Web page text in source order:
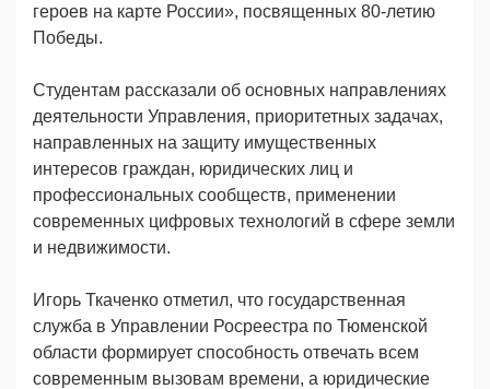
героев на карте России», посвященных 80-летию
Победы.
Студентам рассказали об основных направлениях
деятельности Управления, приоритетных задачах,
направленных на защиту имущественных
интересов граждан, юридических лиц и
профессиональных сообществ, применении
современных цифровых технологий в сфере земли
и недвижимости.
Игорь Ткаченко отметил, что государственная
служба в Управлении Росреестра по Тюменской
области формирует способность отвечать всем
современным вызовам времени, а юридические